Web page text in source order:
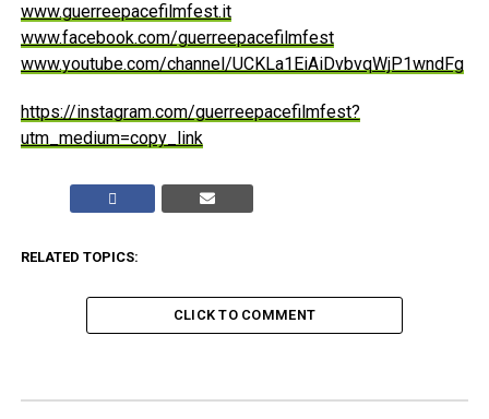
www.guerreepacefilmfest.it
www.facebook.com/guerreepacefilmfest
www.youtube.com/channel/UCKLa1EiAiDvbvqWjP1wndFg
https://instagram.com/guerreepacefilmfest?
utm_medium=copy_link
RELATED TOPICS:
CLICK TO COMMENT